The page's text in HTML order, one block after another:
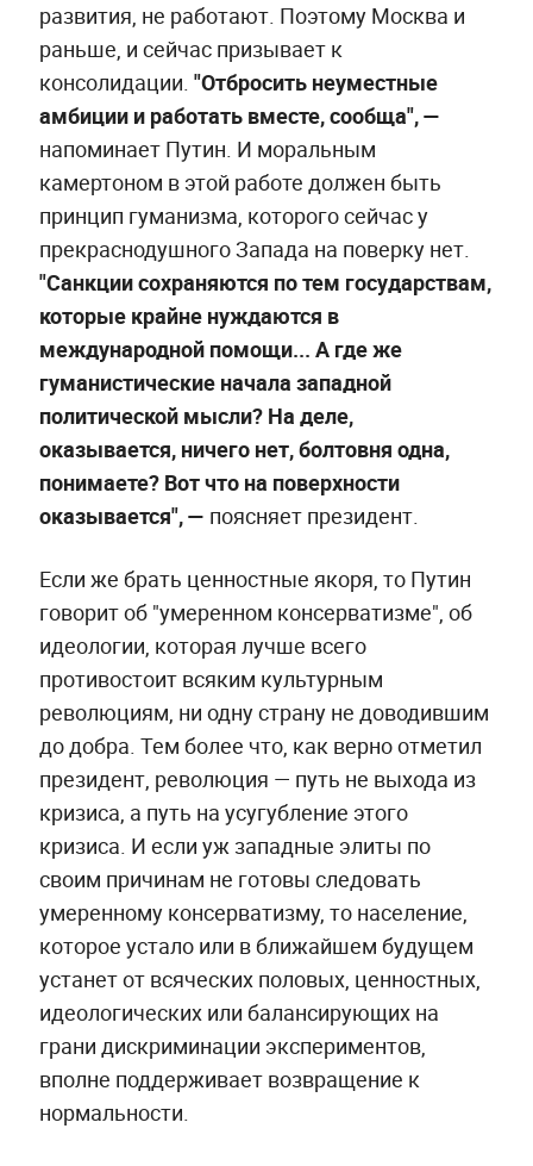
развития, не работают. Поэтому Москва и
раньше, и сейчас призывает к
консолидации. "Отбросить неуместные
амбиции и работать вместе, сообща", —
напоминает Путин. И моральным
камертоном в этой работе должен быть
принцип гуманизма, которого сейчас у
прекраснодушного Запада на поверку нет.
"Санкции сохраняются по тем государствам,
которые крайне нуждаются в
международной помощи... А где же
гуманистические начала западной
политической мысли? На деле,
оказывается, ничего нет, болтовня одна,
понимаете? Вот что на поверхности
оказывается", — поясняет президент.
Если же брать ценностные якоря, то Путин
говорит об "умеренном консерватизме", об
идеологии, которая лучше всего
противостоит всяким культурным
революциям, ни одну страну не доводившим
до добра. Тем более что, как верно отметил
президент, революция — путь не выхода из
кризиса, а путь на усугубление этого
кризиса. И если уж западные элиты по
своим причинам не готовы следовать
умеренному консерватизму, то население,
которое устало или в ближайшем будущем
устанет от всяческих половых, ценностных,
идеологических или балансирующих на
грани дискриминации экспериментов,
вполне поддерживает возвращение к
нормальности.